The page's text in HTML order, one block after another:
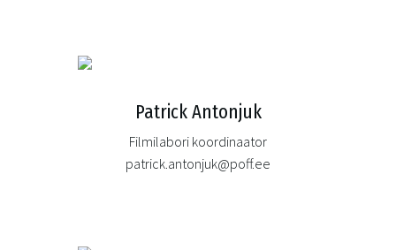
Patrick Antonjuk
Filmilabori koordinaator
patrick.antonjuk@poff.ee